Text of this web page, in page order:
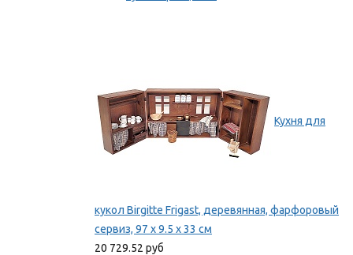
Кухня для
кукол Birgitte Frigast, деревянная, фарфоровый
сервиз, 97 x 9.5 x 33 см
20 729.52 руб